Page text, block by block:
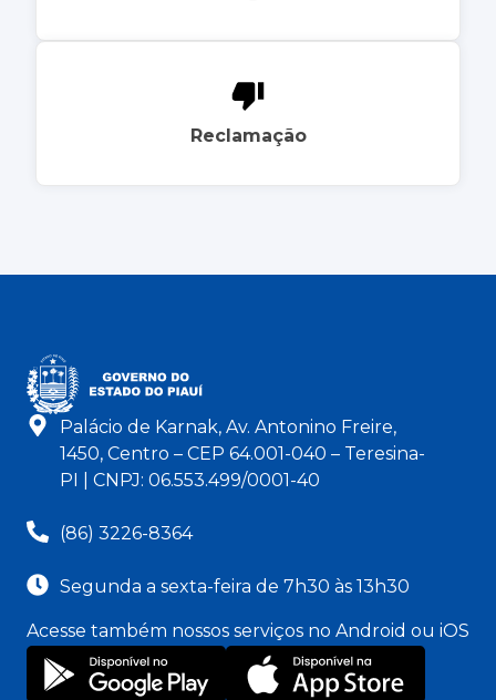
Reclamação
Palácio de Karnak, Av. Antonino Freire,
1450, Centro – CEP 64.001-040 – Teresina-
PI | CNPJ: 06.553.499/0001-40
(86) 3226-8364
Segunda a sexta-feira de 7h30 às 13h30
Acesse também nossos serviços no Android ou iOS